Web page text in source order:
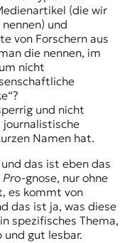
(die wir
und
von Forschern aus
die nennen, im
nicht
und nicht
journalistische
Namen hat.
das ist eben das
Pro-gnose, nur ohne
es kommt von
das ist ja, was diese
spezifisches Thema,
gut lesbar.